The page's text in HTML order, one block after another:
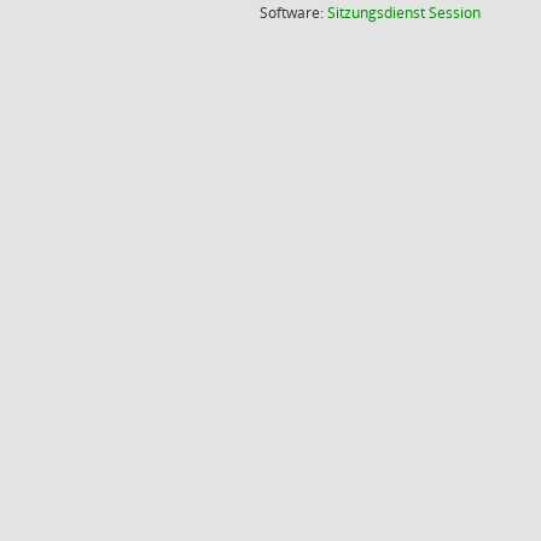
Software:SitzungsdienstSession(Wird in